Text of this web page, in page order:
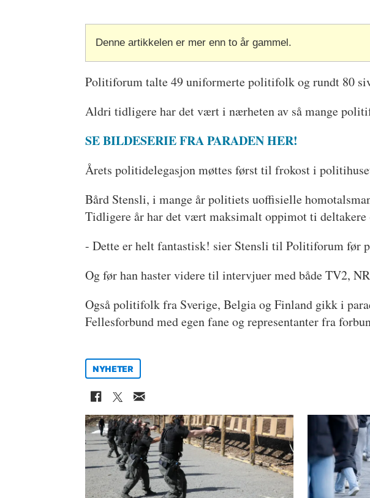
Denne artikkelen er mer enn to år gammel.
Politiforum talte 49 uniformerte politifolk og rundt 80
Aldri tidligere har det vært i nærheten av så mange
SE BILDESERIE FRA PARADEN HER!
Årets politidelegasjon møttes først til frokost i
Bård Stensli, i mange år politiets uoffisielle
Tidligere år har det vært maksimalt oppimot ti
- Dette er helt fantastisk! sier Stensli til Politiforum før
Og før han haster videre til intervjuer med både TV2,
Også politifolk fra Sverige, Belgia og Finland gikk i
Fellesforbund med egen fane og representanter fra
NYHETER